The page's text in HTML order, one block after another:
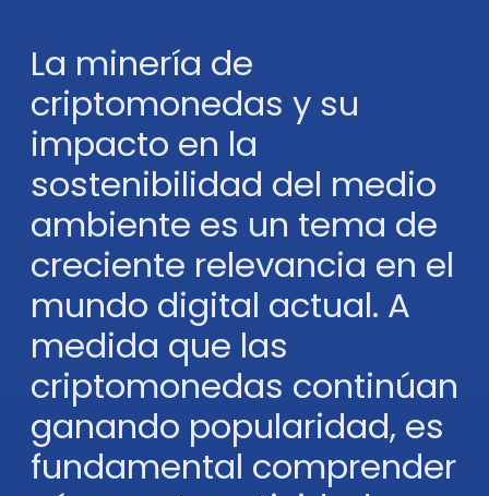
La minería de
criptomonedas y su
impacto en la
sostenibilidad del medio
ambiente es un tema de
creciente relevancia en el
mundo digital actual. A
medida que las
criptomonedas continúan
ganando popularidad, es
fundamental comprender